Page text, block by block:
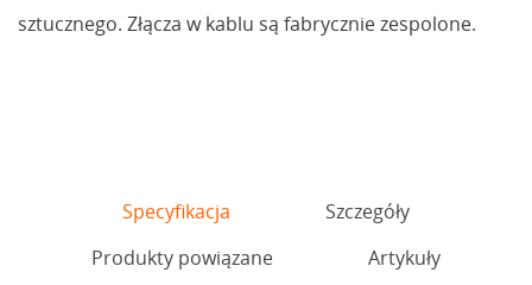
sztucznego. Złącza w kablu są fabrycznie zespolone.
Specyfikacja
Szczegóły
Produkty powiązane
Artykuły